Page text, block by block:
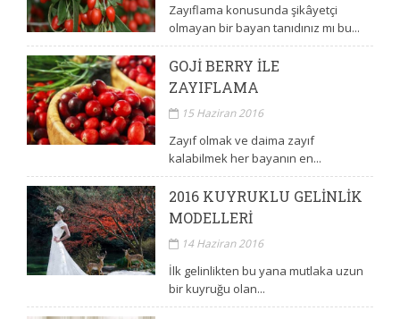
Zayıflama konusunda şikâyetçi
olmayan bir bayan tanıdınız mı bu...
GOJI BERRY ILE
ZAYIFLAMA
15 Haziran 2016
Zayıf olmak ve daima zayıf
kalabilmek her bayanın en...
2016 KUYRUKLU GELINLIK
MODELLERI
14 Haziran 2016
İlk gelinlikten bu yana mutlaka uzun
bir kuyruğu olan...